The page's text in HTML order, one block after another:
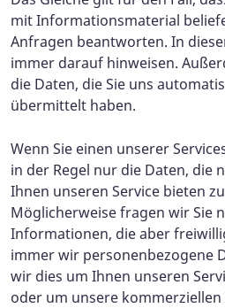
mit Informationsmaterial
Anfragen beantworten. In
immer darauf hinweisen.
die Daten, die Sie uns
übermittelt haben.
Wenn Sie einen unserer
in der Regel nur die Daten, die
Ihnen unseren Service bieten
Möglicherweise fragen wir Sie
Informationen, die aber
immer wir personenbezogene
wir dies um Ihnen unseren
oder um unsere kommerziellen